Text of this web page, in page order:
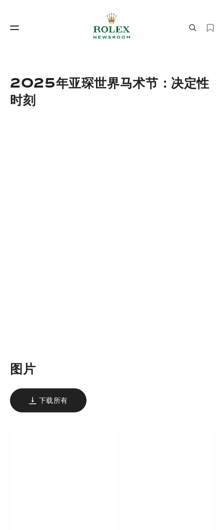
2025年亚琛世界马术节：决定性
时刻
图片
下载所有